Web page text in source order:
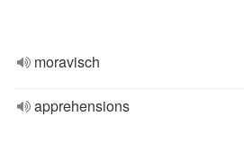
moravisch
apprehensions